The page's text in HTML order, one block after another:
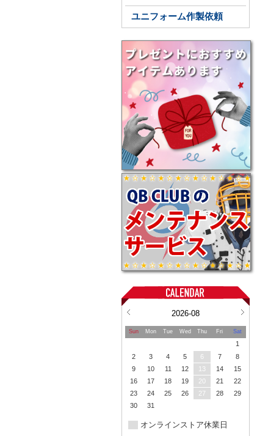
ユニフォーム作製依頼
2026-08
Sun Mon Tue Wed Thu Fri Sat
1
2
3 4 5 6 7
8
9
10 11 12 13 14
15
16
17 18 19 20 21
22
23
24 25 26 27 28
29
30
31
オンラインストア休業日